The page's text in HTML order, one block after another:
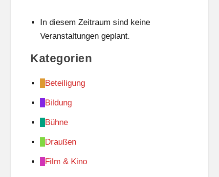
In diesem Zeitraum sind keine
Veranstaltungen geplant.
Kategorien
Beteiligung
Bildung
Bühne
Draußen
Film & Kino